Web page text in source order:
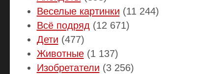
Веселые картинки (11 244)
Всё подряд (12 671)
Дети (477)
Животные(1 137)
Изобретатели (3 256)